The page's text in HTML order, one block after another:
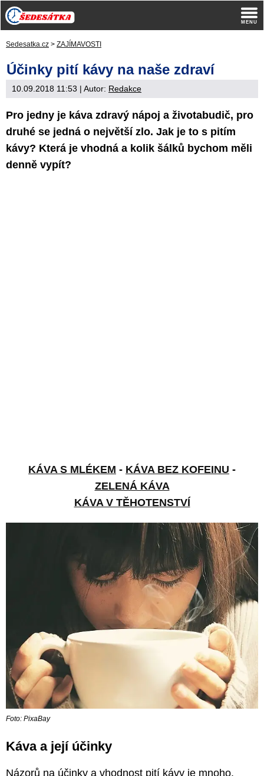
Sedesatka.cz > ZAJÍMAVOSTI
Účinky pití kávy na naše zdraví
10.09.2018 11:53 | Autor: Redakce
Pro jedny je káva zdravý nápoj a životabudič, pro
druhé se jedná o největší zlo. Jak je to s pitím
kávy? Která je vhodná a kolik šálků bychom měli
denně vypít?
KÁVA S MLÉKEM - KÁVA BEZ KOFEINU -
ZELENÁ KÁVA
KÁVA V TĚHOTENSTVÍ
Foto: PixaBay
Káva a její účinky
Názorů na účinky a vhodnost pití kávy je mnoho.